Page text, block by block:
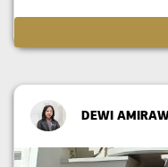
DEWI